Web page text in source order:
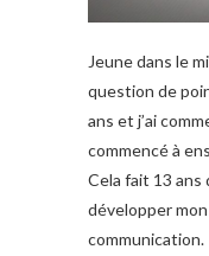
Jeune dans le
question de
ans et j’ai
commencé à
Cela fait 13 ans
développer
communication.